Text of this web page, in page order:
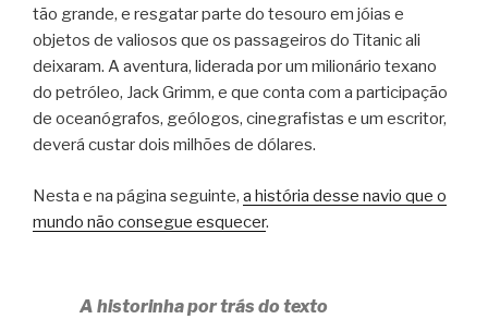
tão grande, e resgatar parte do tesouro em jóias e
objetos de valiosos que os passageiros do Titanic ali
deixaram. A aventura, liderada por um milionário texano
do petróleo, Jack Grimm, e que conta com a participação
de oceanógrafos, geólogos, cinegrafistas e um escritor,
deverá custar dois milhões de dólares.
Nesta e na página seguinte, a história desse navio que o
mundo não consegue esquecer.
A historinha por trás do texto